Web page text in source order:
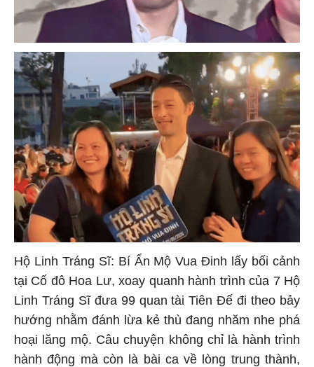
Hộ Linh Tráng Sĩ: Bí Ẩn Mộ Vua Đinh lấy bối cảnh
tại Cố đô Hoa Lư, xoay quanh hành trình của 7 Hộ
Linh Tráng Sĩ đưa 99 quan tài Tiên Đế đi theo bảy
hướng nhằm đánh lừa kẻ thù đang nhăm nhe phá
hoại lăng mộ. Câu chuyện không chỉ là hành trình
hành động mà còn là bài ca về lòng trung thành,